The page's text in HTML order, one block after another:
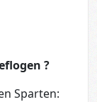
?
Sparten: